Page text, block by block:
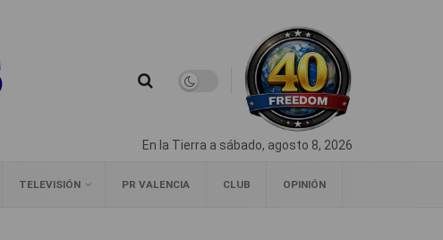
En la Tierra a sábado, agosto 8, 2026
TELEVISIÓN PR VALENCIA CLUB OPINIÓN